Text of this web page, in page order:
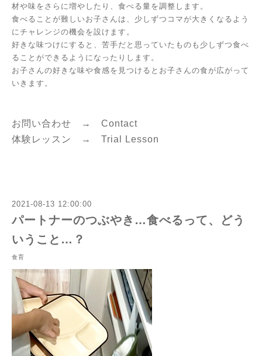
材や味をさらに増やしたり、食べる量を調整します。
食べることが難しいお子さんは、少しずつコマが大きくなるよう
にチャレンジの機会を設けます。
好きな味つけにすると、苦手だと思っていたものも少しずつ食べ
ることができるようになったりします。
お子さんの好きな味や食感を見つけるとお子さんの食が広がって
いきます。
お問い合わせ → Contact
体験レッスン → Trial Lesson
2021-08-13 12:00:00
パートナーのつぶやき…食べるって、どう
いうこと…？
食育